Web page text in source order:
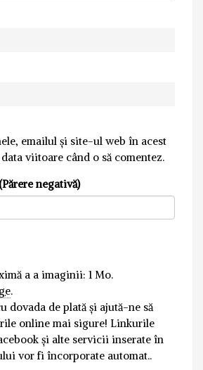
emailul și site-ul web în acest
viitoare când o să comentez.
negativă)
a a imaginii: 1 Mo.
.
dovada de plată și ajută-ne să
online mai sigure! Linkurile
și alte servicii inserate în
vor fi încorporate automat..